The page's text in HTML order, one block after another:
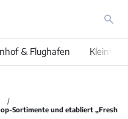
& Flughafen
Sortimente und etabliert „Fresh